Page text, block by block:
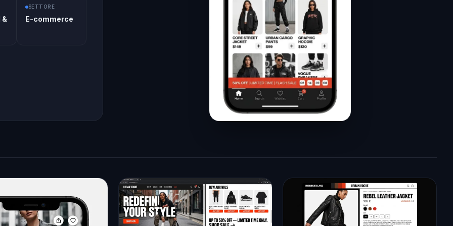
&
SETTORE
E-commerce